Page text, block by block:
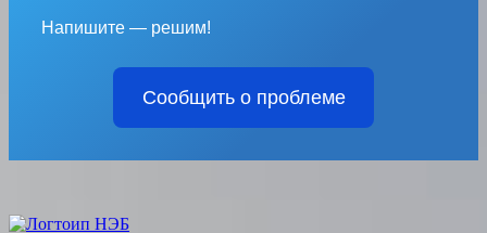
Напишите — решим!
Сообщить о проблеме